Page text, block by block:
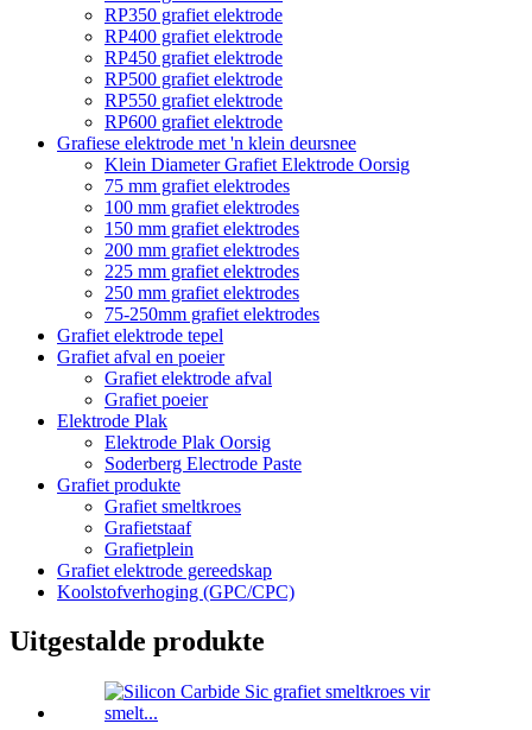
RP350 grafiet elektrode
RP400 grafiet elektrode
RP450 grafiet elektrode
RP500 grafiet elektrode
RP550 grafiet elektrode
RP600 grafiet elektrode
Grafiese elektrode met 'n klein deursnee
Klein Diameter Grafiet Elektrode Oorsig
75 mm grafiet elektrodes
100 mm grafiet elektrodes
150 mm grafiet elektrodes
200 mm grafiet elektrodes
225 mm grafiet elektrodes
250 mm grafiet elektrodes
75-250mm grafiet elektrodes
Grafiet elektrode tepel
Grafiet afval en poeier
Grafiet elektrode afval
Grafiet poeier
Elektrode Plak
Elektrode Plak Oorsig
Soderberg Electrode Paste
Grafiet produkte
Grafiet smeltkroes
Grafietstaaf
Grafietplein
Grafiet elektrode gereedskap
Koolstofverhoging (GPC/CPC)
Uitgestalde produkte